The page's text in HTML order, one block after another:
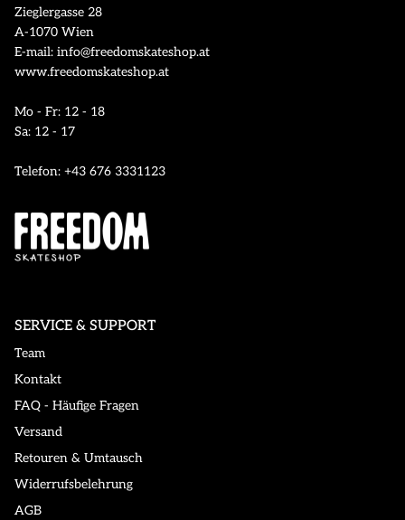
Zieglergasse 28
A-1070 Wien
E-mail: info@freedomskateshop.at
www.freedomskateshop.at
Mo - Fr: 12 - 18
Sa: 12 - 17
Telefon: +43 676 3331123
SERVICE & SUPPORT
Team
Kontakt
FAQ - Häufige Fragen
Versand
Retouren & Umtausch
Widerrufsbelehrung
AGB